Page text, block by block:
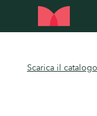
Scarica il